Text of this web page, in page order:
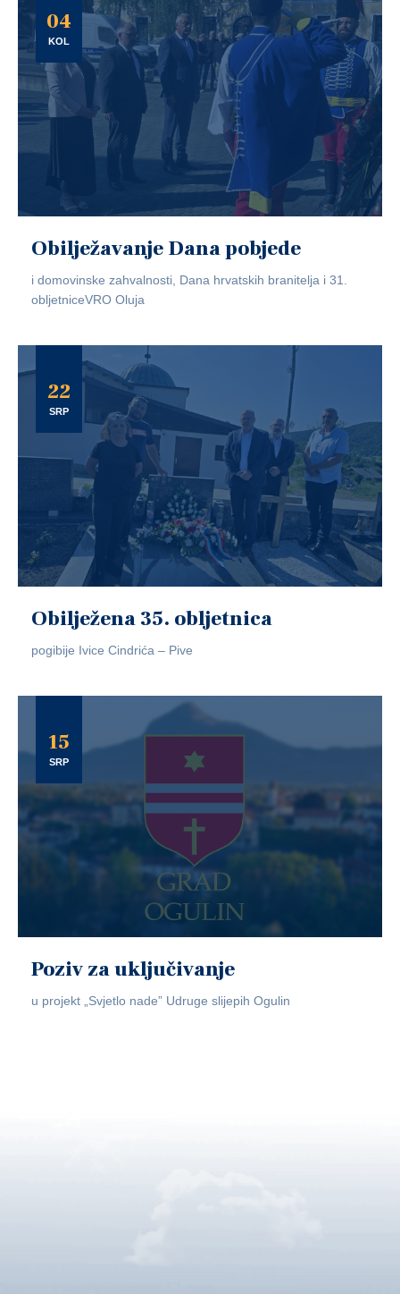
04
KOL
Obilježavanje Dana pobjede
i domovinske zahvalnosti, Dana hrvatskih branitelja i 31.
obljetniceVRO Oluja
22
SRP
Obilježena 35. obljetnica
pogibije Ivice Cindrića – Pive
15
SRP
Poziv za uključivanje
u projekt „Svjetlo nade” Udruge slijepih Ogulin